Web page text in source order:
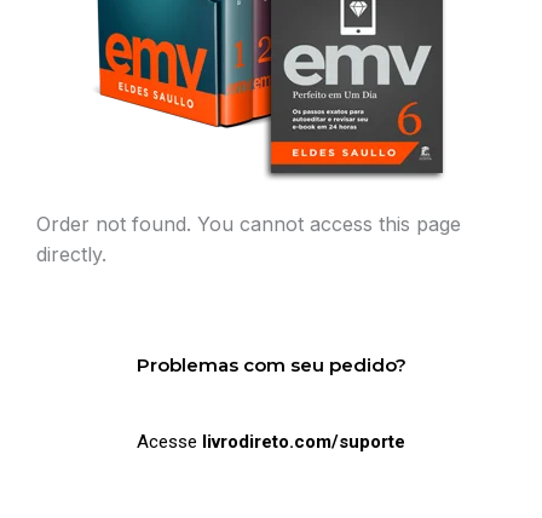
Order not found. You cannot access this page
directly.
Problemas com seu pedido?
Acesse livrodireto.com/suporte